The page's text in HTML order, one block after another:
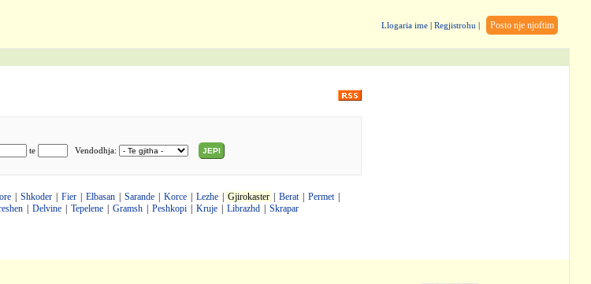
Llogaria ime | Regjistrohu | Posto nje njoftim
te Vendodhja: JEPI
Shkoder Fier Elbasan Sarande Korce Lezhe Gjirokaster Berat Permet
Delvine Tepelene Gramsh Peshkopi Kruje Librazhd Skrapar